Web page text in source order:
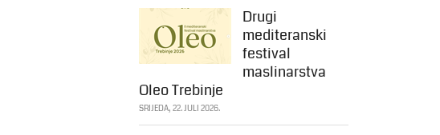
Drugi
mediteranski
festival
maslinarstva
Oleo Trebinje
SRIJEDA, 22. JULI 2026.